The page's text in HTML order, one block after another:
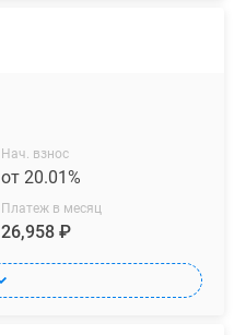
Нач. взнос
от 20.01%
Платеж в месяц
26,958 ₽